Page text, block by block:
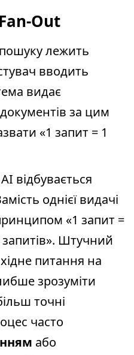
Out
лежить
вводить
видає
за цим
«1 запит = 1
відбувається
однієї видачі
«1 запит =
Штучний
питання на
зрозуміти
точні
часто
або